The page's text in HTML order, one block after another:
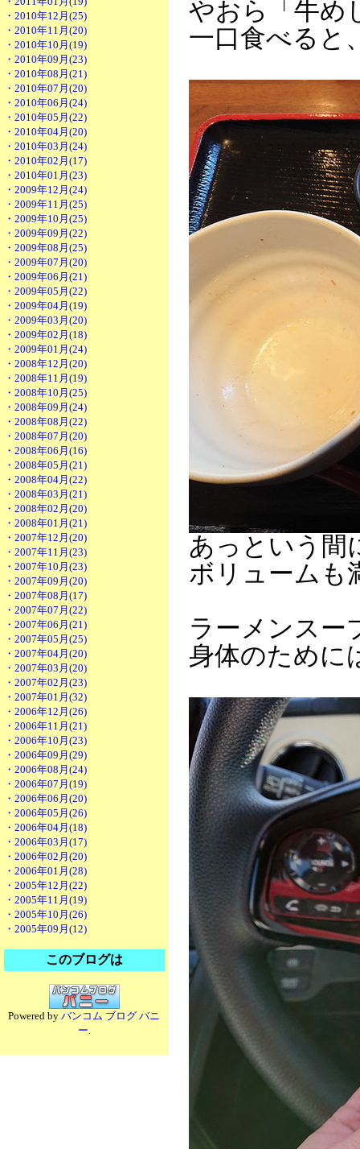
・2010年12月(25)
・2010年11月(20)
・2010年10月(19)
・2010年09月(23)
・2010年08月(21)
・2010年07月(20)
・2010年06月(24)
・2010年05月(22)
・2010年04月(20)
・2010年03月(24)
・2010年02月(17)
・2010年01月(23)
・2009年12月(24)
・2009年11月(25)
・2009年10月(25)
・2009年09月(22)
・2009年08月(25)
・2009年07月(20)
・2009年06月(21)
・2009年05月(22)
・2009年04月(19)
・2009年03月(20)
・2009年02月(18)
・2009年01月(24)
・2008年12月(20)
・2008年11月(19)
・2008年10月(25)
・2008年09月(24)
・2008年08月(22)
・2008年07月(20)
・2008年06月(16)
・2008年05月(21)
・2008年04月(22)
・2008年03月(21)
・2008年02月(20)
・2008年01月(21)
・2007年12月(20)
・2007年11月(23)
・2007年10月(23)
・2007年09月(20)
・2007年08月(17)
・2007年07月(22)
・2007年06月(21)
・2007年05月(25)
・2007年04月(20)
・2007年03月(20)
・2007年02月(23)
・2007年01月(32)
・2006年12月(26)
・2006年11月(21)
・2006年10月(23)
・2006年09月(29)
・2006年08月(24)
・2006年07月(19)
・2006年06月(20)
・2006年05月(26)
・2006年04月(18)
・2006年03月(17)
・2006年02月(20)
・2006年01月(28)
・2005年12月(22)
・2005年11月(19)
・2005年10月(26)
・2005年09月(12)
このブログは
Powered byバンコム ブログ バニ
ー.
やおら「牛め
一口食べると
あっという間
ボリュームも
ラーメンスー
身体のために